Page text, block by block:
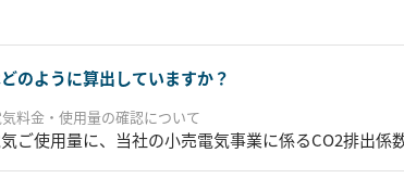
のように算出していますか？
料金・使用量の確認について
ご使用量に、当社の小売電気事業に係るCO2排出係